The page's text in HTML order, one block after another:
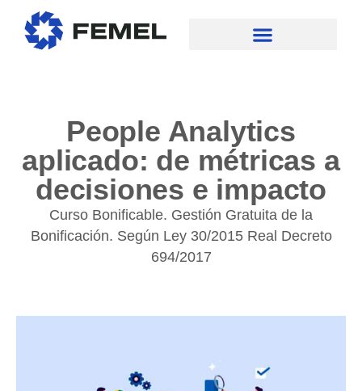
People Analytics
aplicado: de métricas a
decisiones e impacto
Curso Bonificable. Gestión Gratuita de la
Bonificación. Según Ley 30/2015 Real Decreto
694/2017